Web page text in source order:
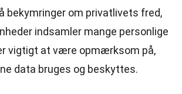
bekymringer om privatlivets fred,
indsamler mange personlige
vigtigt at være opmærksom på,
data bruges og beskyttes.